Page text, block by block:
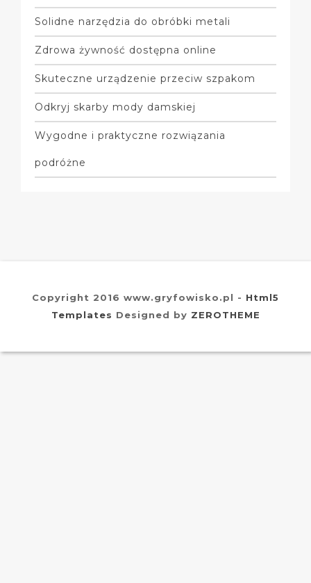
Solidne narzędzia do obróbki metali
Zdrowa żywność dostępna online
Skuteczne urządzenie przeciw szpakom
Odkryj skarby mody damskiej
Wygodne i praktyczne rozwiązania
podróżne
Copyright 2016 www.gryfowisko.pl - Html5
Templates Designed by ZEROTHEME